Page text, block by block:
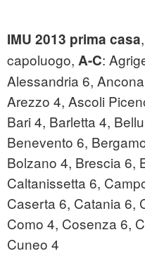
IMU 2013 prima casa
capoluogo, A-C:
Alessandria 6,
Arezzo 4, Ascoli
Bari 4, Barletta 4,
Benevento 6,
Bolzano 4, Brescia 6,
Caltanissetta 6,
Caserta 6, Catania 6,
Como 4, Cosenza 6,
Cuneo 4